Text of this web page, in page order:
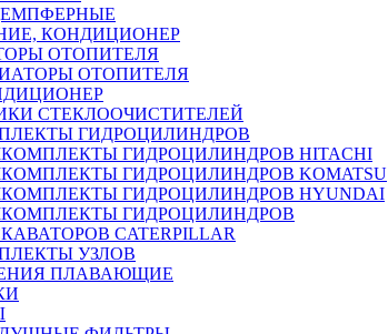
КОНДИЦИОНЕР
ОТОПИТЕЛЯ
ОТОПИТЕЛЯ
СТЕКЛООЧИСТИТЕЛЕЙ
ГИДРОЦИЛИНДРОВ
ГИДРОЦИЛИНДРОВ HITACHI
ГИДРОЦИЛИНДРОВ KOMATSU
ГИДРОЦИЛИНДРОВ HYUNDAI
ГИДРОЦИЛИНДРОВ
CATERPILLAR
УЗЛОВ
ПЛАВАЮЩИЕ